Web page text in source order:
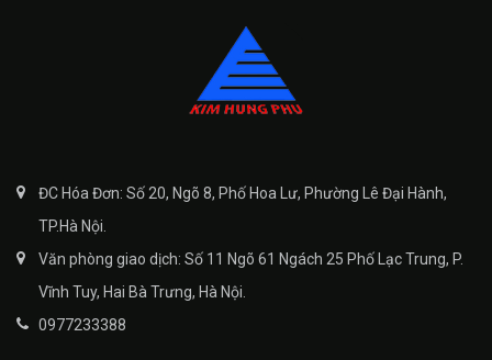
ĐC Hóa Đơn: Số 20, Ngõ 8, Phố Hoa Lư, Phường Lê Đại Hành,
TP.Hà Nội.
Văn phòng giao dịch: Số 11 Ngõ 61 Ngách 25 Phố Lạc Trung, P.
Vĩnh Tuy, Hai Bà Trưng, Hà Nội.
0977233388